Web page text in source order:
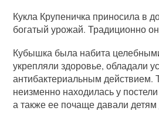
Кукла Крупеничка приносила в
богатый урожай. Традиционно
Кубышка была набита
укрепляли здоровье, обладали
антибактериальным действием.
неизменно находилась у
а также ее почаще давали детям